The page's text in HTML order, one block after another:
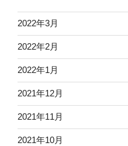
2022年3月
2022年2月
2022年1月
2021年12月
2021年11月
2021年10月